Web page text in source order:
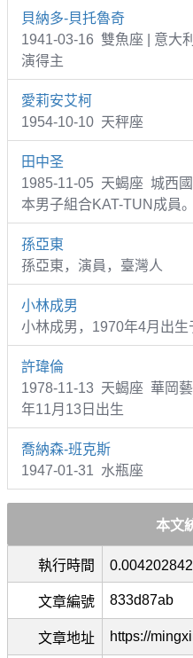
貝納多-貝托魯奇
1941-03-16 雙魚座 | 意大
演得主
愛莉安艾柯
1954-10-10 天秤座
田中圣
1985-11-05 天蝎座 城西
本男子組合KAT-TUN成員。
孫亞東
孫亞東，演員，臺灣人
小林成男
小林成男，1970年4月出生
許瑋倫
1978-11-13 天蝎座 華岡
年11月13日出生
喬納森-班克斯
1947-01-31 水瓶座
本文
執行時間
文章編號 833d87ab
文章地址 https://